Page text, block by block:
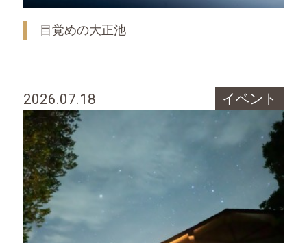
目覚めの大正池
2026.07.18 イベント